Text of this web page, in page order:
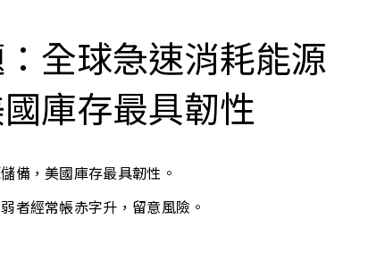
全球急速消耗能源
庫存最具韌性
備，美國庫存最具韌性。
者經常帳赤字升，留意風險。